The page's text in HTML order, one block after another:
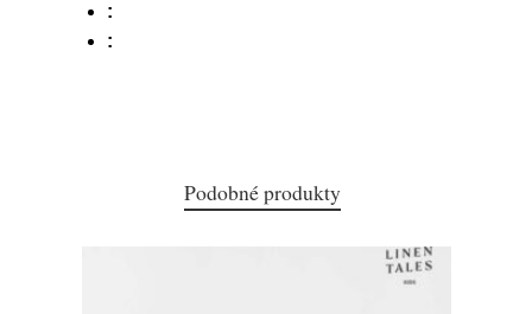
:
:
Podobné produkty